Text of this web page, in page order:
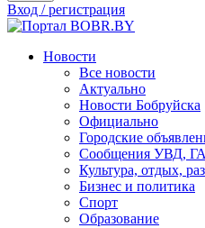
Вход / регистрация
Новости
Все новости
Актуально
Новости Бобруйска
Официально
Городские
Сообщения УВД,
Культура, отдых,
Бизнес и политика
Спорт
Образование